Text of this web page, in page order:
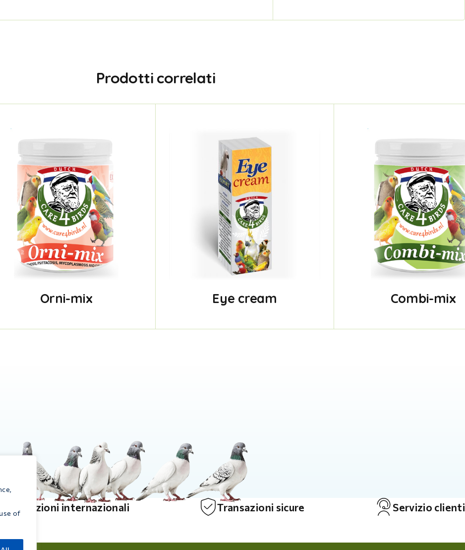
of
Prodotti correlati
Orni-mix Eye cream Combi-mix
Spedizioni internazionali Transazioni sicure Servizio clienti